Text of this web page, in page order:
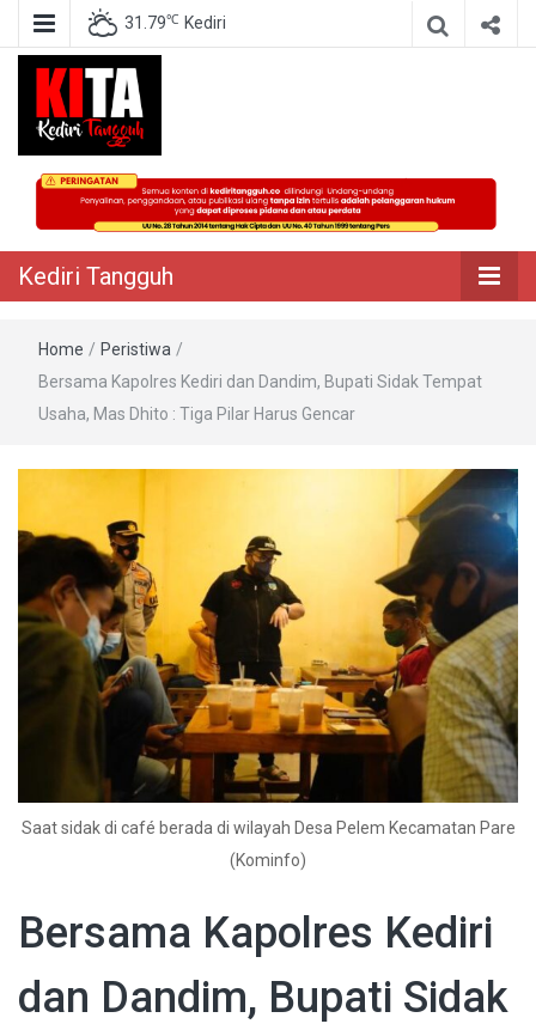
31.79℃ Kediri
Kediri Tangguh
Berita Akurat Terpercaya
Kediri Tangguh
Home / Peristiwa /
Bersama Kapolres Kediri dan Dandim, Bupati Sidak Tempat
Usaha, Mas Dhito : Tiga Pilar Harus Gencar
Saat sidak di café berada di wilayah Desa Pelem Kecamatan Pare
(Kominfo)
Bersama Kapolres Kediri
dan Dandim, Bupati Sidak